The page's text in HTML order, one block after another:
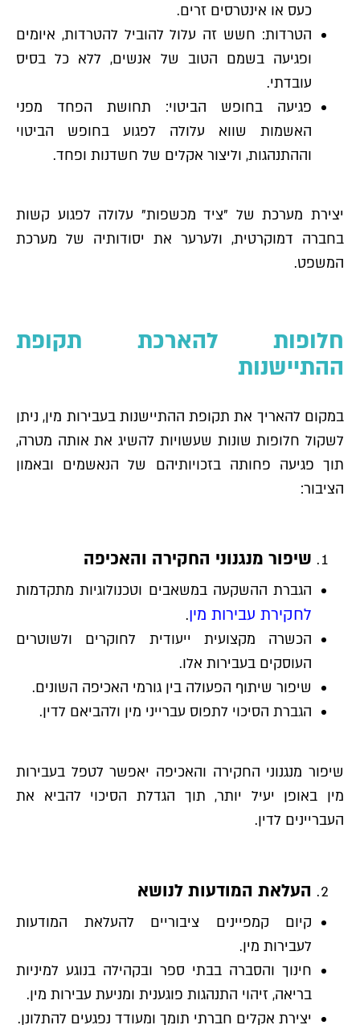
כעס או אינטרסים זרים.
הטרדות: חשש זה עלול להוביל להטרדות, איומים
ופגיעה בשמם הטוב של אנשים, ללא כל בסיס
עובדתי.
פגיעה בחופש הביטוי: תחושת הפחד מפני
האשמות שווא עלולה לפגוע בחופש הביטוי
וההתנהגות, וליצור אקלים של חשדנות ופחד.
יצירת מערכת של "ציד מכשפות" עלולה לפגוע קשות
בחברה דמוקרטית, ולערער את יסודותיה של מערכת
המשפט.
חלופות להארכת תקופת
ההתיישנות
במקום להאריך את תקופת ההתיישנות בעבירות מין, ניתן
לשקול חלופות שונות שעשויות להשיג את אותה מטרה,
תוך פגיעה פחותה בזכויותיהם של הנאשמים ובאמון
הציבור:
שיפור מנגנוני החקירה והאכיפה
הגברת ההשקעה במשאבים וטכנולוגיות מתקדמות
לחקירת עבירות מין.
הכשרה מקצועית ייעודית לחוקרים ולשוטרים
העוסקים בעבירות אלו.
שיפור שיתוף הפעולה בין גורמי האכיפה השונים.
הגברת הסיכוי לתפוס עברייני מין ולהביאם לדין.
שיפור מנגנוני החקירה והאכיפה יאפשר לטפל בעבירות
מין באופן יעיל יותר, תוך הגדלת הסיכוי להביא את
העבריינים לדין.
העלאת המודעות לנושא
קיום קמפיינים ציבוריים להעלאת המודעות
לעבירות מין.
חינוך והסברה בבתי ספר ובקהילה בנוגע למיניות
בריאה, זיהוי התנהגות פוגענית ומניעת עבירות מין.
יצירת אקלים חברתי תומך ומעודד נפגעים להתלונן.